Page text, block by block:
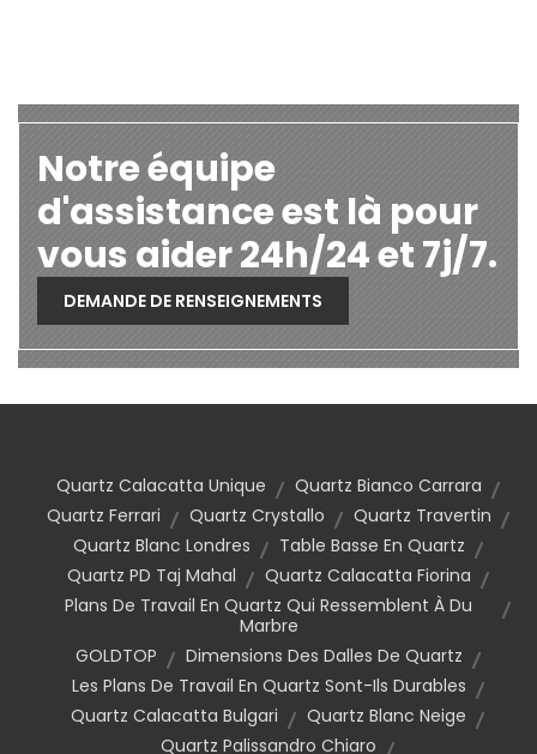
Notre équipe
d'assistance est là pour
vous aider 24h/24 et 7j/7.
DEMANDE DE RENSEIGNEMENTS
Quartz Calacatta Unique
Quartz Bianco Carrara
Quartz Ferrari
Quartz Crystallo
Quartz Travertin
Quartz Blanc Londres
Table Basse En Quartz
Quartz PD Taj Mahal
Quartz Calacatta Fiorina
Plans De Travail En Quartz Qui Ressemblent À Du
Marbre
GOLDTOP
Dimensions Des Dalles De Quartz
Les Plans De Travail En Quartz Sont-Ils Durables
Quartz Calacatta Bulgari
Quartz Blanc Neige
Quartz Palissandro Chiaro